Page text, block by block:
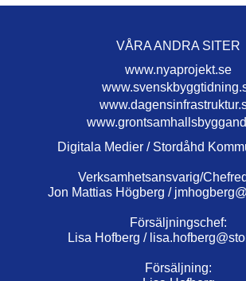
VÅRA ANDRA SITER
www.nyaprojekt.se
Digitala Medier / Stordåhd
Verksamhetsansvarig/
Jon Mattias Högberg /
Försäljningschef:
Lisa Hofberg /
Försäljning: